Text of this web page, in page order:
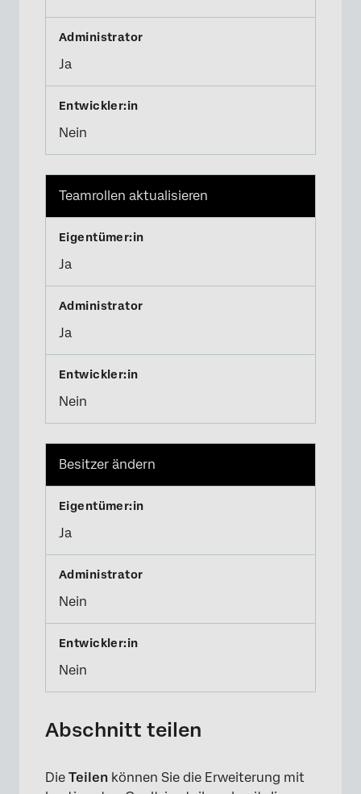
Ja
Nein
Teamrollen aktualisieren
Ja
Ja
Nein
Besitzer ändern
Ja
Nein
Nein
Abschnitt teilen
Die Teilen können Sie die Erweiterung mit